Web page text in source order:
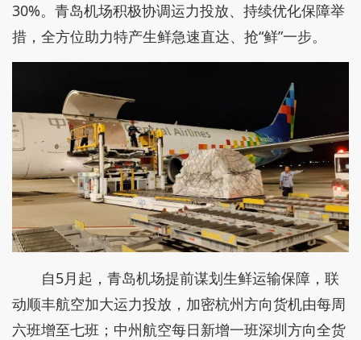
30%。青岛机场积极协调运力投放、持续优化保障举
措，全方位助力特产生鲜急速直达、抢“鲜”一步。
自5月起，青岛机场提前谋划生鲜运输保障，联
动顺丰航空加大运力投放，加密杭州方向货机由每周
六班增至七班；中州航空每日新增一班深圳方向全货